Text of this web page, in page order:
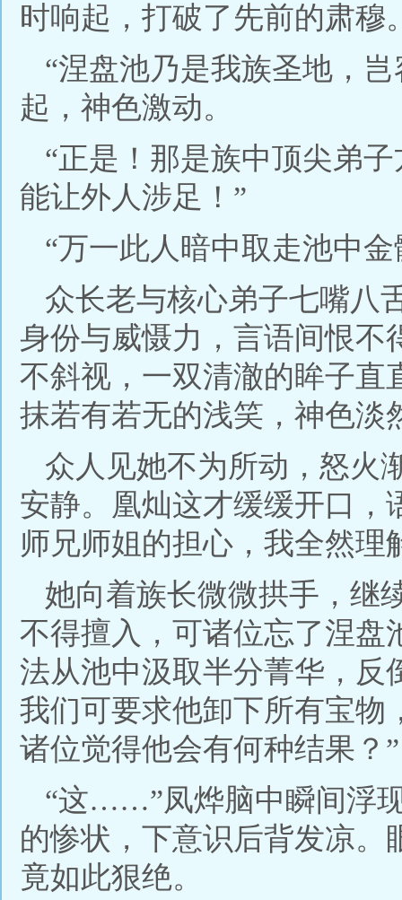
时响起，打破了先前的肃穆
“涅盘池乃是我族圣地，
起，神色激动。
“正是！那是族中顶尖弟
能让外人涉足！”
“万一此人暗中取走池中
众长老与核心弟子七嘴八
身份与威慑力，言语间恨不
不斜视，一双清澈的眸子直
抹若有若无的浅笑，神色淡
众人见她不为所动，怒火
安静。凰灿这才缓缓开口，
师兄师姐的担心，我全然
她向着族长微微拱手，继
不得擅入，可诸位忘了涅
法从池中汲取半分菁华，反
我们可要求他卸下所有宝物
诸位觉得他会有何种结果？”
“这……”凤烨脑中瞬间浮
的惨状，下意识后背发凉。
竟如此狠绝。